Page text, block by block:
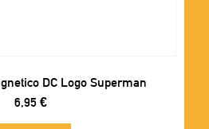
DC Logo Superman
6,95 €